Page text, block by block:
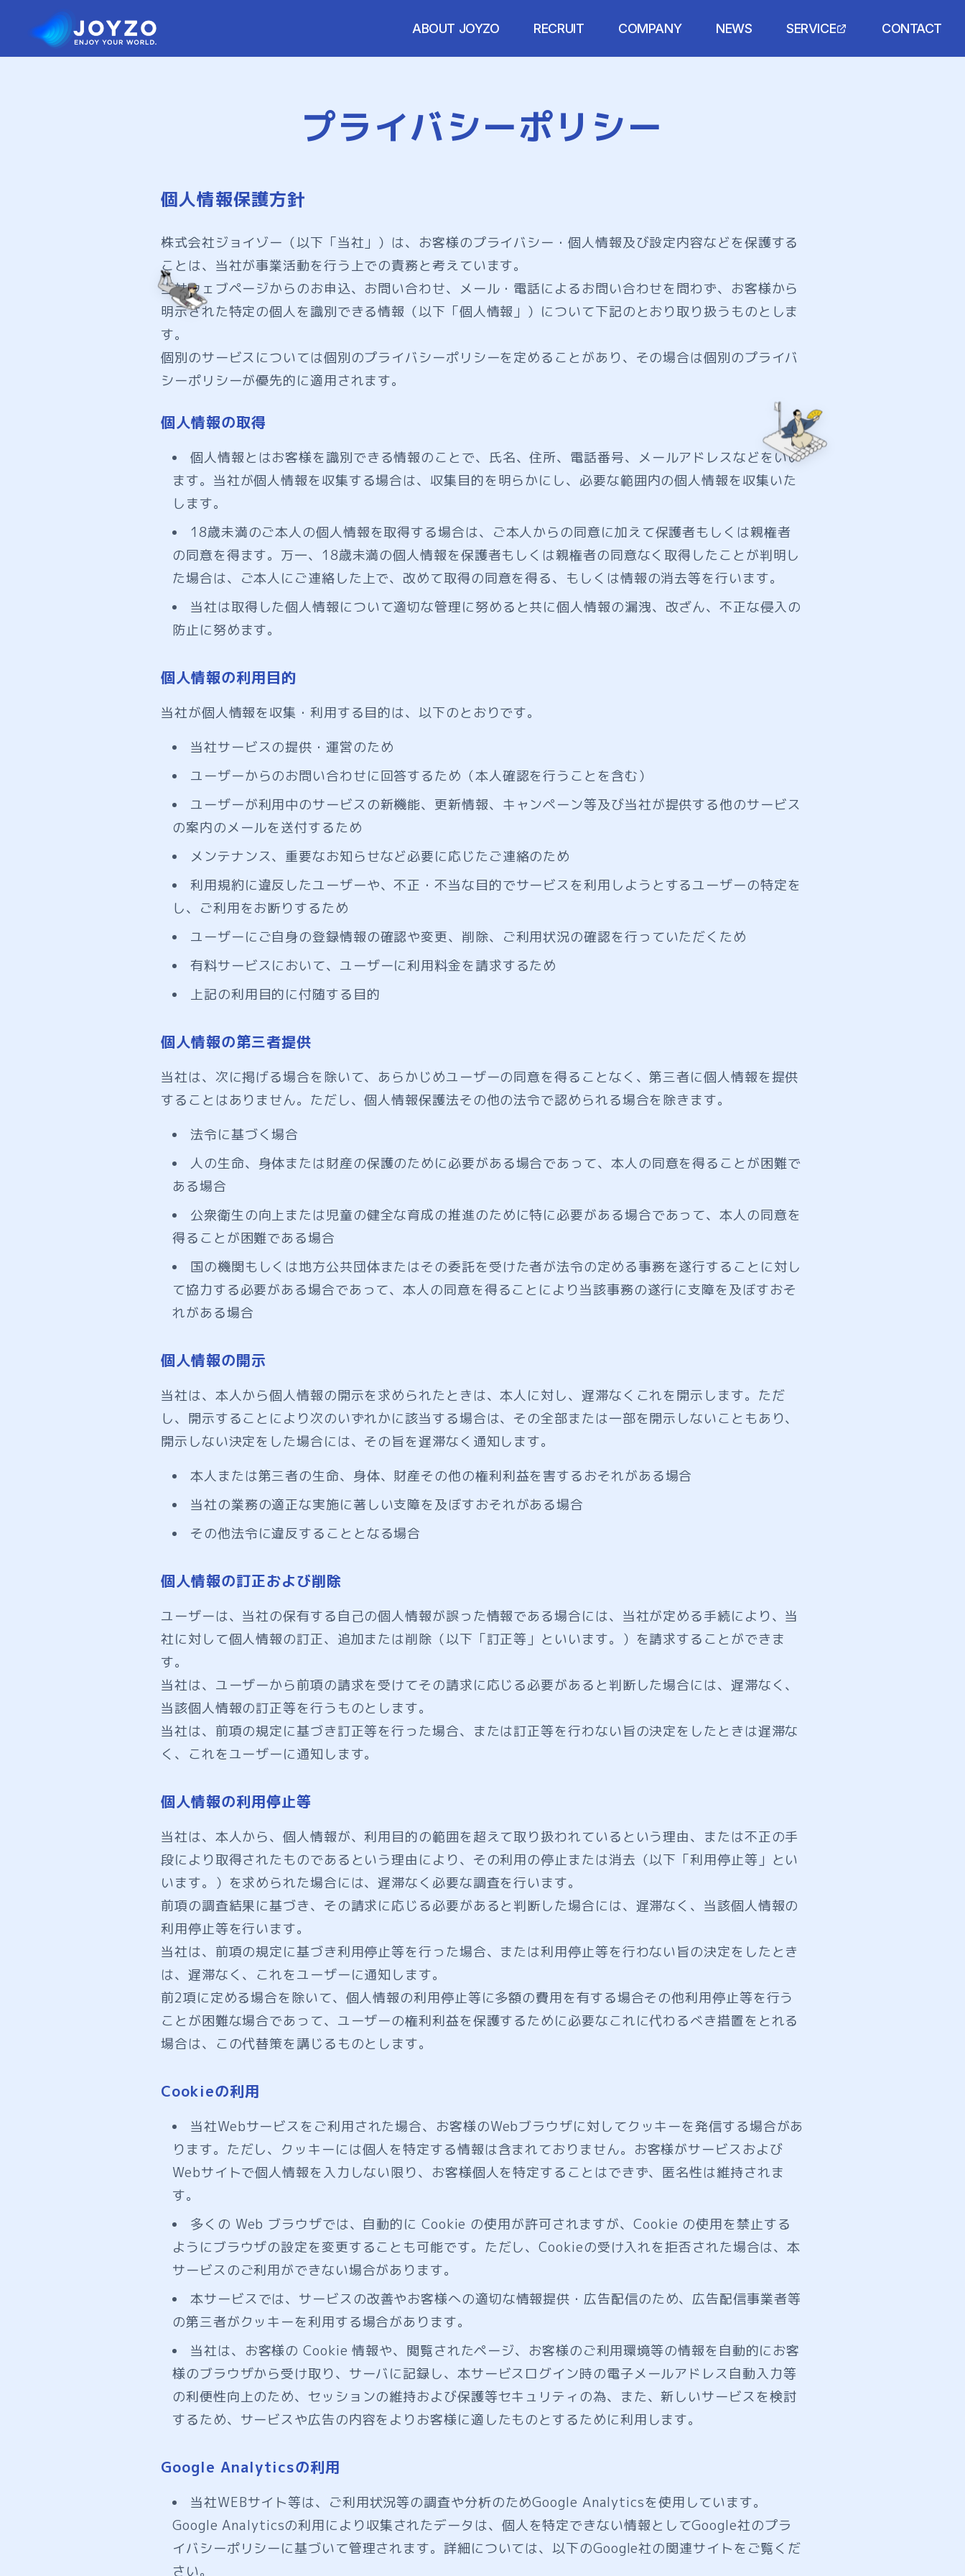
ABOUT JOYZO RECRUIT COMPANY NEWS SERVICE CONTACT
プライバシーポリシー
個人情報保護方針
株式会社ジョイゾー（以下「当社」）は、お客様のプライバシー・個人情報及び設定内容などを保護する
ことは、当社が事業活動を行う上での責務と考えています。
当社ウェブページからのお申込、お問い合わせ、メール・電話によるお問い合わせを問わず、お客様から
明示された特定の個人を識別できる情報（以下「個人情報」）について下記のとおり取り扱うものとしま
す。
個別のサービスについては個別のプライバシーポリシーを定めることがあり、その場合は個別のプライバ
シーポリシーが優先的に適用されます。
個人情報の取得
個人情報とはお客様を識別できる情報のことで、氏名、住所、電話番号、メールアドレスなどをいい
ます。当社が個人情報を収集する場合は、収集目的を明らかにし、必要な範囲内の個人情報を収集いた
します。
18歳未満のご本人の個人情報を取得する場合は、ご本人からの同意に加えて保護者もしくは親権者
の同意を得ます。万一、18歳未満の個人情報を保護者もしくは親権者の同意なく取得したことが判明し
た場合は、ご本人にご連絡した上で、改めて取得の同意を得る、もしくは情報の消去等を行います。
当社は取得した個人情報について適切な管理に努めると共に個人情報の漏洩、改ざん、不正な侵入の
防止に努めます。
個人情報の利用目的
当社が個人情報を収集・利用する目的は、以下のとおりです。
当社サービスの提供・運営のため
ユーザーからのお問い合わせに回答するため（本人確認を行うことを含む）
ユーザーが利用中のサービスの新機能、更新情報、キャンペーン等及び当社が提供する他のサービス
の案内のメールを送付するため
メンテナンス、重要なお知らせなど必要に応じたご連絡のため
利用規約に違反したユーザーや、不正・不当な目的でサービスを利用しようとするユーザーの特定を
し、ご利用をお断りするため
ユーザーにご自身の登録情報の確認や変更、削除、ご利用状況の確認を行っていただくため
有料サービスにおいて、ユーザーに利用料金を請求するため
上記の利用目的に付随する目的
個人情報の第三者提供
当社は、次に掲げる場合を除いて、あらかじめユーザーの同意を得ることなく、第三者に個人情報を提供
することはありません。ただし、個人情報保護法その他の法令で認められる場合を除きます。
法令に基づく場合
人の生命、身体または財産の保護のために必要がある場合であって、本人の同意を得ることが困難で
ある場合
公衆衛生の向上または児童の健全な育成の推進のために特に必要がある場合であって、本人の同意を
得ることが困難である場合
国の機関もしくは地方公共団体またはその委託を受けた者が法令の定める事務を遂行することに対し
て協力する必要がある場合であって、本人の同意を得ることにより当該事務の遂行に支障を及ぼすおそ
れがある場合
個人情報の開示
当社は、本人から個人情報の開示を求められたときは、本人に対し、遅滞なくこれを開示します。ただ
し、開示することにより次のいずれかに該当する場合は、その全部または一部を開示しないこともあり、
開示しない決定をした場合には、その旨を遅滞なく通知します。
本人または第三者の生命、身体、財産その他の権利利益を害するおそれがある場合
当社の業務の適正な実施に著しい支障を及ぼすおそれがある場合
その他法令に違反することとなる場合
個人情報の訂正および削除
ユーザーは、当社の保有する自己の個人情報が誤った情報である場合には、当社が定める手続により、当
社に対して個人情報の訂正、追加または削除（以下「訂正等」といいます。）を請求することができま
す。
当社は、ユーザーから前項の請求を受けてその請求に応じる必要があると判断した場合には、遅滞なく、
当該個人情報の訂正等を行うものとします。
当社は、前項の規定に基づき訂正等を行った場合、または訂正等を行わない旨の決定をしたときは遅滞な
く、これをユーザーに通知します。
個人情報の利用停止等
当社は、本人から、個人情報が、利用目的の範囲を超えて取り扱われているという理由、または不正の手
段により取得されたものであるという理由により、その利用の停止または消去（以下「利用停止等」とい
います。）を求められた場合には、遅滞なく必要な調査を行います。
前項の調査結果に基づき、その請求に応じる必要があると判断した場合には、遅滞なく、当該個人情報の
利用停止等を行います。
当社は、前項の規定に基づき利用停止等を行った場合、または利用停止等を行わない旨の決定をしたとき
は、遅滞なく、これをユーザーに通知します。
前2項に定める場合を除いて、個人情報の利用停止等に多額の費用を有する場合その他利用停止等を行う
ことが困難な場合であって、ユーザーの権利利益を保護するために必要なこれに代わるべき措置をとれる
場合は、この代替策を講じるものとします。
Cookieの利用
当社Webサービスをご利用された場合、お客様のWebブラウザに対してクッキーを発信する場合があ
ります。ただし、クッキーには個人を特定する情報は含まれておりません。お客様がサービスおよび
Webサイトで個人情報を入力しない限り、お客様個人を特定することはできず、匿名性は維持されま
す。
多くの Web ブラウザでは、自動的に Cookie の使用が許可されますが、Cookie の使用を禁止する
ようにブラウザの設定を変更することも可能です。ただし、Cookieの受け入れを拒否された場合は、本
サービスのご利用ができない場合があります。
本サービスでは、サービスの改善やお客様への適切な情報提供・広告配信のため、広告配信事業者等
の第三者がクッキーを利用する場合があります。
当社は、お客様の Cookie 情報や、閲覧されたページ、お客様のご利用環境等の情報を自動的にお客
様のブラウザから受け取り、サーバに記録し、本サービスログイン時の電子メールアドレス自動入力等
の利便性向上のため、セッションの維持および保護等セキュリティの為、また、新しいサービスを検討
するため、サービスや広告の内容をよりお客様に適したものとするために利用します。
Google Analyticsの利用
当社WEBサイト等は、ご利用状況等の調査や分析のためGoogle Analyticsを使用しています。
Google Analyticsの利用により収集されたデータは、個人を特定できない情報としてGoogle社のプラ
イバシーポリシーに基づいて管理されます。詳細については、以下のGoogle社の関連サイトをご覧くだ
さい。